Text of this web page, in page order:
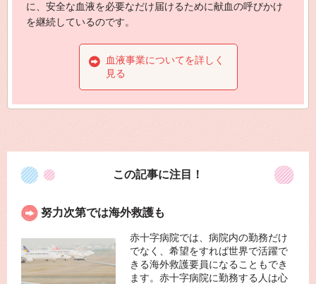
に、安全な血液を必要なだけ届けるために献血の呼びかけ
を継続しているのです。
血液事業についてを詳しく
見る
この記事に注目！
努力次第では海外救護も
赤十字病院では、病院内の勤務だけ
でなく、希望をすれば世界で活躍で
きる海外救護要員になることもでき
ます。赤十字病院に勤務する人は心